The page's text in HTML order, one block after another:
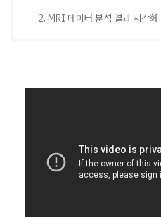
2. MRI 데이터 분석 결과 시각화